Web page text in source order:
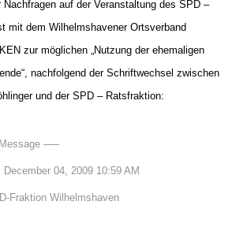
Nachfragen auf der Veranstaltung des SPD –
mit dem Wilhelmshavener Ortsverband
zur möglichen „Nutzung der ehemaligen
nachfolgend der Schriftwechsel zwischen
und der SPD – Ratsfraktion:
—–
December 04, 2009 10:59 AM
Fraktion Wilhelmshaven